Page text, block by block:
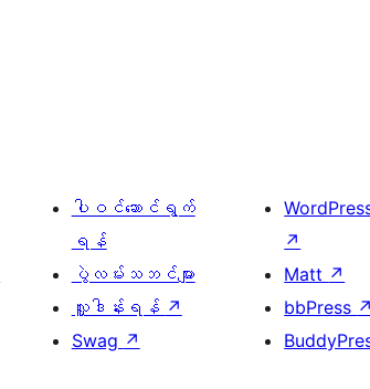
ပါဝင်ဆောင်ရွက်
ရန်
ပွဲလမ်းသဘင်များ
လှူဒါန်းရန် ↗
Swag ↗
↗
Matt ↗
bbPress ↗